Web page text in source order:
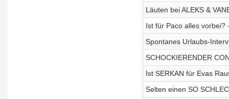
Läuten bei ALEKS &
Ist für Paco alles vorbei?
Spontanes Urlaubs-
SCHOCKIERENDER
Ist SERKAN für Evas
Selten einen SO